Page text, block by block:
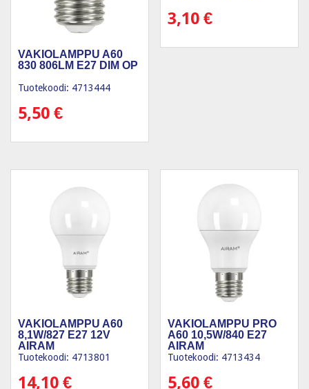
VAKIOLAMPPU A60
830 806LM E27 DIM OP
Tuotekoodi: 4713444
5,50 €
3,10€
VAKIOLAMPPU A60
8,1W/827 E27 12V
AIRAM
Tuotekoodi: 4713801
14,10 €
VAKIOLAMPPU PRO
A60 10,5W/840 E27
AIRAM
Tuotekoodi: 4713434
5,60€